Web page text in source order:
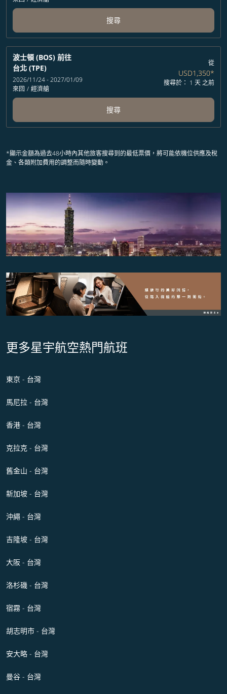
搜尋
波士頓 (BOS) 前往
台北 (TPE)
2026/11/24 - 2027/01/09
來回 / 經濟艙
從
USD1,350*
搜尋於： 1 天 之前
搜尋
*顯示金額為過去48小時內其他旅客搜尋到的最低票價，將可能依機位供應及稅
金、各類附加費用的調整而隨時變動。
更多星宇航空熱門航班
東京 - 台灣
馬尼拉 - 台灣
香港 - 台灣
克拉克 - 台灣
舊金山 - 台灣
新加坡 - 台灣
沖繩 - 台灣
吉隆坡 - 台灣
大阪 - 台灣
洛杉磯 - 台灣
宿霧 - 台灣
胡志明市 - 台灣
安大略 - 台灣
曼谷 - 台灣